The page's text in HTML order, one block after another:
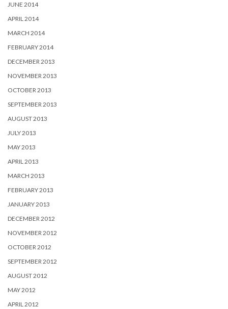
JUNE 2014
APRIL 2014
MARCH 2014
FEBRUARY 2014
DECEMBER 2013
NOVEMBER 2013
OCTOBER 2013
SEPTEMBER 2013
AUGUST 2013
JULY 2013
MAY 2013
APRIL 2013
MARCH 2013
FEBRUARY 2013
JANUARY 2013
DECEMBER 2012
NOVEMBER 2012
OCTOBER 2012
SEPTEMBER 2012
AUGUST 2012
MAY 2012
APRIL 2012